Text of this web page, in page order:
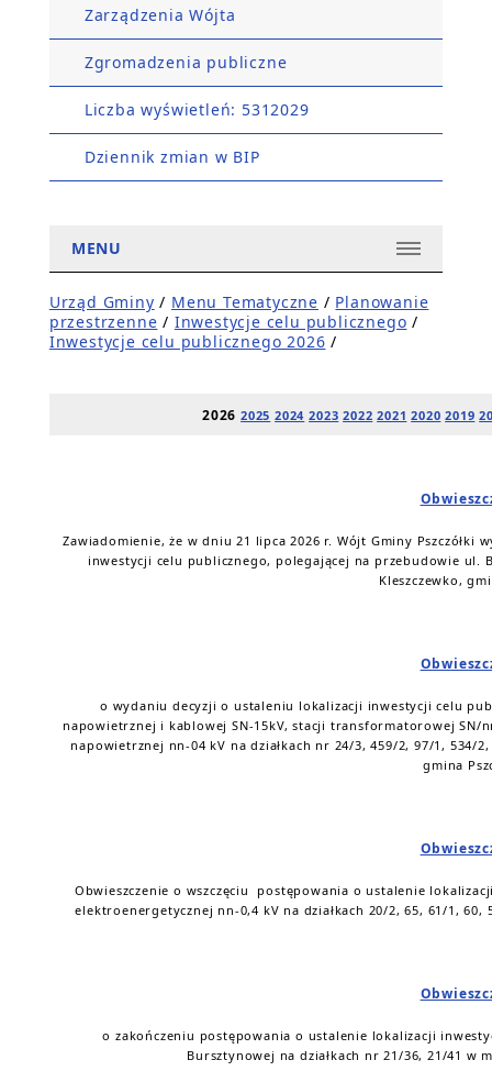
Zarządzenia Wójta
Zgromadzenia publiczne
Liczba wyświetleń: 5312029
Dziennik zmian w BIP
MENU
Urząd Gminy / Menu Tematyczne / Planowanie
przestrzenne / Inwestycje celu publicznego /
Inwestycje celu publicznego 2026 /
20262025 2024 2023 2022 2021 2020 2019
Zawiadomienie, że w dniu 21 lipca 2026 r. Wójt Gminy Pszczółki
inwestycji celu publicznego, polegającej na przebudowie ul.
Kleszczewko,
o wydaniu decyzji o ustaleniu lokalizacji inwestycji celu
napowietrznej i kablowej SN-15kV, stacji transformatorowej SN/
napowietrznej nn-04 kV na działkach nr 24/3, 459/2, 97/1, 534/
gmina
Obwieszczenie o wszczęciu postępowania o ustalenie
elektroenergetycznej nn-0,4 kV na działkach 20/2, 65, 61/1, 60,
o zakończeniu postępowania o ustalenie lokalizacji
Bursztynowej na działkach nr 21/36, 21/41 w